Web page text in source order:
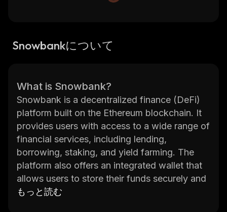
Snowbankについて
What is Snowbank?
Snowbank is a decentralized finance (DeFi)
platform built on the Ethereum blockchain. It
provides users with access to a wide range of
financial services, including lending,
borrowing, staking, and yield farming. The
platform also offers an integrated wallet that
allows users to store their funds securely and
manage their investments in one place.
もっと読む